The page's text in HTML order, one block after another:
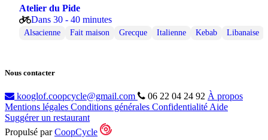
Atelier du Pide
Dans 30 - 40 minutes
Alsacienne Fait maison Grecque Italienne Kebab Libanaise
Nous contacter
kooglof.coopcycle@gmail.com 06 22 04 24 92 À propos
Mentions légales Conditions générales Confidentialité Aide
Suggérer un restaurant
Propulsé parCoopCycle